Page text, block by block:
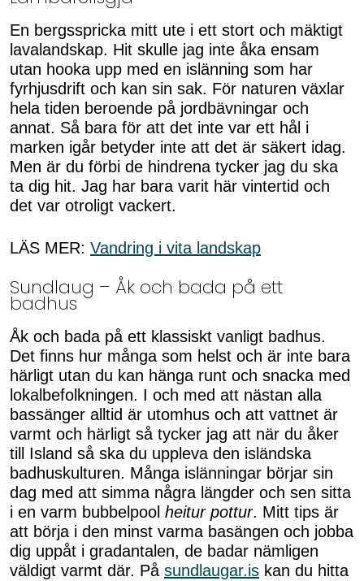
En bergsspricka mitt ute i ett stort och mäktigt
lavalandskap. Hit skulle jag inte åka ensam
utan hooka upp med en islänning som har
fyrhjusdrift och kan sin sak. För naturen växlar
hela tiden beroende på jordbävningar och
annat. Så bara för att det inte var ett hål i
marken igår betyder inte att det är säkert idag.
Men är du förbi de hindrena tycker jag du ska
ta dig hit. Jag har bara varit här vintertid och
det var otroligt vackert.
LÄS MER: Vandring i vita landskap
Sundlaug – Åk och bada på ett
badhus
Åk och bada på ett klassiskt vanligt badhus.
Det finns hur många som helst och är inte bara
härligt utan du kan hänga runt och snacka med
lokalbefolkningen. I och med att nästan alla
bassänger alltid är utomhus och att vattnet är
varmt och härligt så tycker jag att när du åker
till Island så ska du uppleva den isländska
badhuskulturen. Många islänningar börjar sin
dag med att simma några längder och sen sitta
i en varm bubbelpool heitur pottur. Mitt tips är
att börja i den minst varma basängen och jobba
dig uppåt i gradantalen, de badar nämligen
väldigt varmt där. På sundlaugar.is kan du hitta